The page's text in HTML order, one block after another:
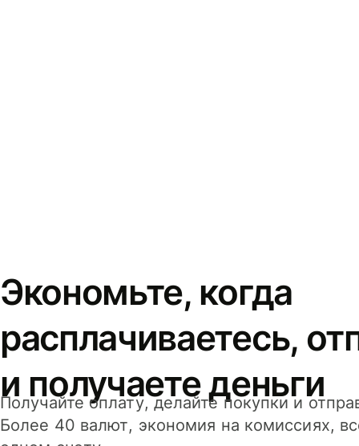
Экономьте, когда
расплачиваетесь,
и получаете деньги
Получайте оплату, делайте покупки и
Более 40 валют, экономия на комиссиях,